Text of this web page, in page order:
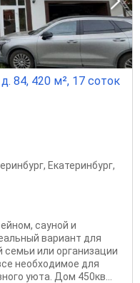
84, 420 м², 17 соток
, Екатеринбург,
сауной и
вариант для
или организации
необходимое для
уюта. Дом 450кв...